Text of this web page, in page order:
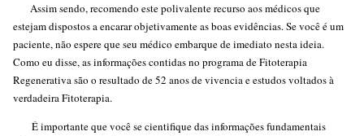
Assim sendo, recomendo este polivalente recurso aos médicos que
estejam dispostos a encarar objetivamente as boas evidências. Se você é um
paciente, não espere que seu médico embarque de imediato nesta ideia.
Como eu disse, as informações contidas no programa de Fitoterapia
Regenerativa são o resultado de 52 anos de vivencia e estudos voltados à
verdadeira Fitoterapia.
É importante que você se cientifique das informações fundamentais